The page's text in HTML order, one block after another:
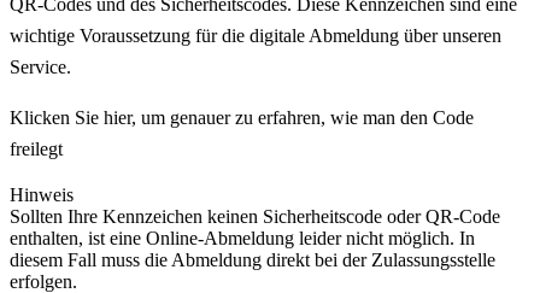
wichtige Voraussetzung für die digitale Abmeldung über unseren
Service.
Klicken Sie hier, um genauer zu erfahren, wie man den Code
freilegt
Hinweis
Sollten Ihre Kennzeichen keinen Sicherheitscode oder QR-Code
enthalten, ist eine Online-Abmeldung leider nicht möglich. In
diesem Fall muss die Abmeldung direkt bei der Zulassungsstelle
erfolgen.